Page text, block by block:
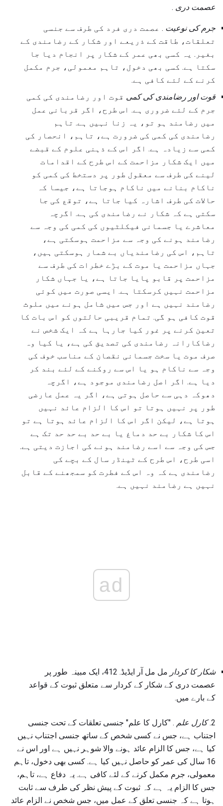
عصمت دری .
جرم کی نوعیت . عصمت دری فرد کی طرف سے جنسی
تعلقات، طاقت کے ذریعے اور شکار کے رضامندی کے
بغیر. یہ کسی بھی عمر کے شکار پر انجام دیا جا
سکتا ہے. کسی بھی دخول، تاہم معمولی، جرم مکمل
کرنے کے لئے کافی ہے.
قوت اور رضامندی کی کمی قوت اور رضامندی کی کمی
جرم کے لئے ضروری ہے. اس طرح، اگر قربانی عمل
میں رضامند ہو تو، یہ زنا نہیں ہے. تاہم
رضامندی کی کمی کی ضرورت ہے، تاہم، انحصار کی
کمی سے زیادہ ہے. اگر اس کے ذہنی علوم کے قبضے
میں ایک شکار مزاحمت کے اس طرح کے اقدامات
لینے کی طرف سے معقول طور پر دستخط کی کمی کو
ناکام بنانے میں ناکام ہوجاتا ہے، جیسا کہ
حالات کی طرف اشارہ کیا جاتا ہے، توقع کی جا
سکتی ہے کہ شکار نے رضامندی کی ہے. اگرچہ
معاشرے یا جسمانی فیکلٹیوں کی کمی کی وجہ سے
رضامند ہونے کی وجہ سے مزاحمت ہوسکتی ہے،
تاہم، اس کی رضامندیاں بے شمار ہوسکتی ہیں،
جہاں مزاحمت یا موت کے بڑے خطرات کی طرف سے
مزاحمت پر قابو پایا جاتا ہے، یا جہاں شکار
مزاحمت نہیں کرسکتا ہے. ایسی صورت میں کوئی
رضامند نہیں ہے اور جس میں شامل ہونے میں ملوث
قوت کافی ہو گی. تمام قریبی حالتوں کو اس بات کا
تعین کرنے پر غور کیا جارہا ہے کہ ایک شخص نے
رضاکارانہ رضامندی کی تصدیق کی ہے، یا کیا وہ
صرف موت یا سخت جسمانی نقصان کے مناسب خوف کی
وجہ سے ناکام ہو یا اس سے روکنے کے لئے بند کر
دیا ہے. اگر اصل رضامندی موجود ہے، اگرچہ
دھوکہ دہی سے حاصل ہوتی ہے، اگر یہ عمل عارضی
طور پر نہیں ہوتا تو اس کا الزام عائد نہیں
ہوتا ہے، لیکن اگر اس کا الزام عائد ہوتا ہے تو
اس کا شکار بے حد دماغ یا بے حد بے حد حد تک ہے
جس کی وجہ سے اسے رضامند ہونے کی اجازت دیتی ہے.
اسی طرح، اس طرح کے ٹینڈر سال کے بچے کی
رضامندی ہے کہ وہ اس کے فطرت کو سمجھنے کے قابل
نہیں ہے رضامند نہیں ہے.
ad
شکار کا کردار
مل مل آر ایڈیڈ. 412، ایک مبینہ طور پر
عصمت دری کے شکار کے کردار سے متعلق ثبوت کے قواعد
کے بارے میں.
2. کارل علم . "کارل کا علم" جنسی تعلقات کے تحت جنسی
اجتناب ہے، جس نے کسی شخص کے ساتھ جنسی اجتناب نہیں
کیا ہے، جس کا الزام عائد ہونے والا شوہر نہیں ہے اور اس نے
16 سال کی عمر کو حاصل نہیں کیا ہے. کسی بھی دخول، تاہم
معمولی، جرم مکمل کرنے کے لئے کافی ہے. یہ دفاع ہے، تاہم،
جس کا الزام یہ ہے کہ ثبوت کے پیش نظر کی طرف سے ثابت
ہوتا ہے کہ جنسی تعلق کے عمل میں، جس شخص نے الزام عائد